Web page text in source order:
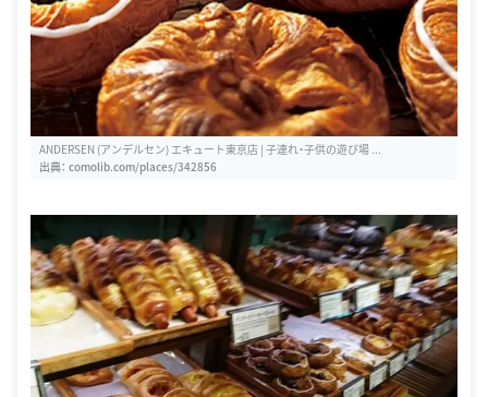
ANDERSEN (アンデルセン) エキュート東京店 | 子連れ・子供の遊び場 ...
出典： comolib.com/places/342856